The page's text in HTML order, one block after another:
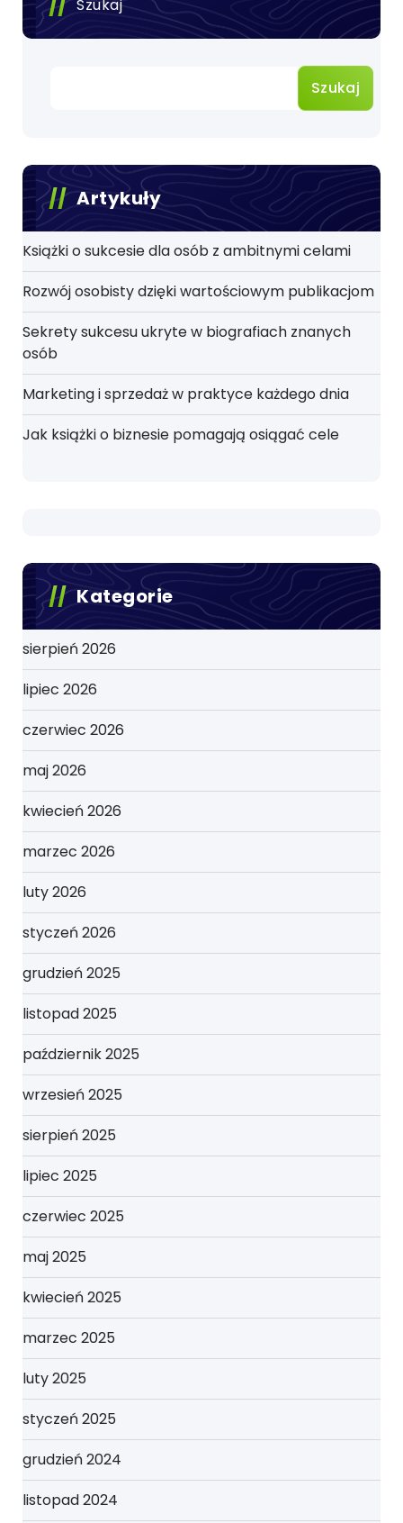
Szukaj
Szukaj
Artykuły
Książki o sukcesie dla osób z ambitnymi celami
Rozwój osobisty dzięki wartościowym publikacjom
Sekrety sukcesu ukryte w biografiach znanych
osób
Marketing i sprzedaż w praktyce każdego dnia
Jak książki o biznesie pomagają osiągać cele
Kategorie
sierpień 2026
lipiec 2026
czerwiec 2026
maj 2026
kwiecień 2026
marzec 2026
luty 2026
styczeń 2026
grudzień 2025
listopad 2025
październik 2025
wrzesień 2025
sierpień 2025
lipiec 2025
czerwiec 2025
maj 2025
kwiecień 2025
marzec 2025
luty 2025
styczeń 2025
grudzień 2024
listopad 2024